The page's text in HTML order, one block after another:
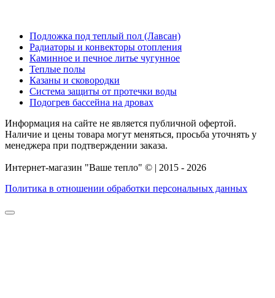
Подложка под теплый пол (Лавсан)
Радиаторы и конвекторы отопления
Каминное и печное литье чугунное
Теплые полы
Казаны и сковородки
Система защиты от протечки воды
Подогрев бассейна на дровах
Информация на сайте не является публичной офертой.
Наличие и цены товара могут меняться, просьба уточнять у
менеджера при подтверждении заказа.
Интернет-магазин "Ваше тепло" © | 2015 - 2026
Политика в отношении обработки персональных данных